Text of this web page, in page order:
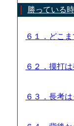
勝っている
６１．どこ
６２．摸打
６３．長考